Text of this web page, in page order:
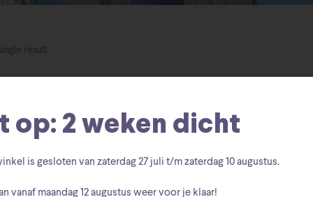
result
op: 2 weken dicht
is gesloten van zaterdag27 juli t/m zaterdag 10 augustus.
vanaf maandag 12 augustus weer voor je klaar!